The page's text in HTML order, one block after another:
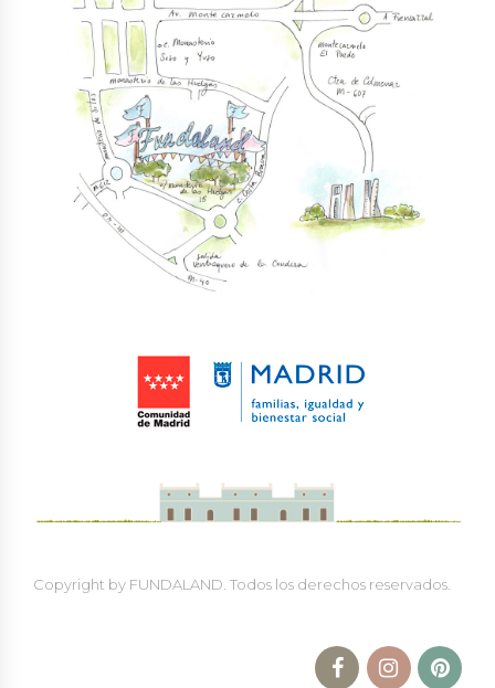
Copyright by FUNDALAND. Todos los derechos reservados.